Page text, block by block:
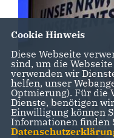
Cookie Hinweis
Diese Webseite
sind, um die
verwenden wir
helfen, unser
Optmierung). Für die
Dienste, benötigen
Einwilligung können
Informationen finden